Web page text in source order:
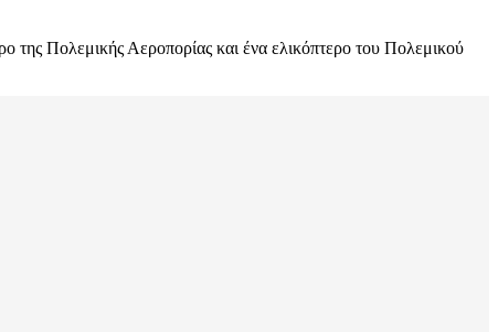
της Πολεμικής Αεροπορίας και ένα ελικόπτερο του Πολεμικού